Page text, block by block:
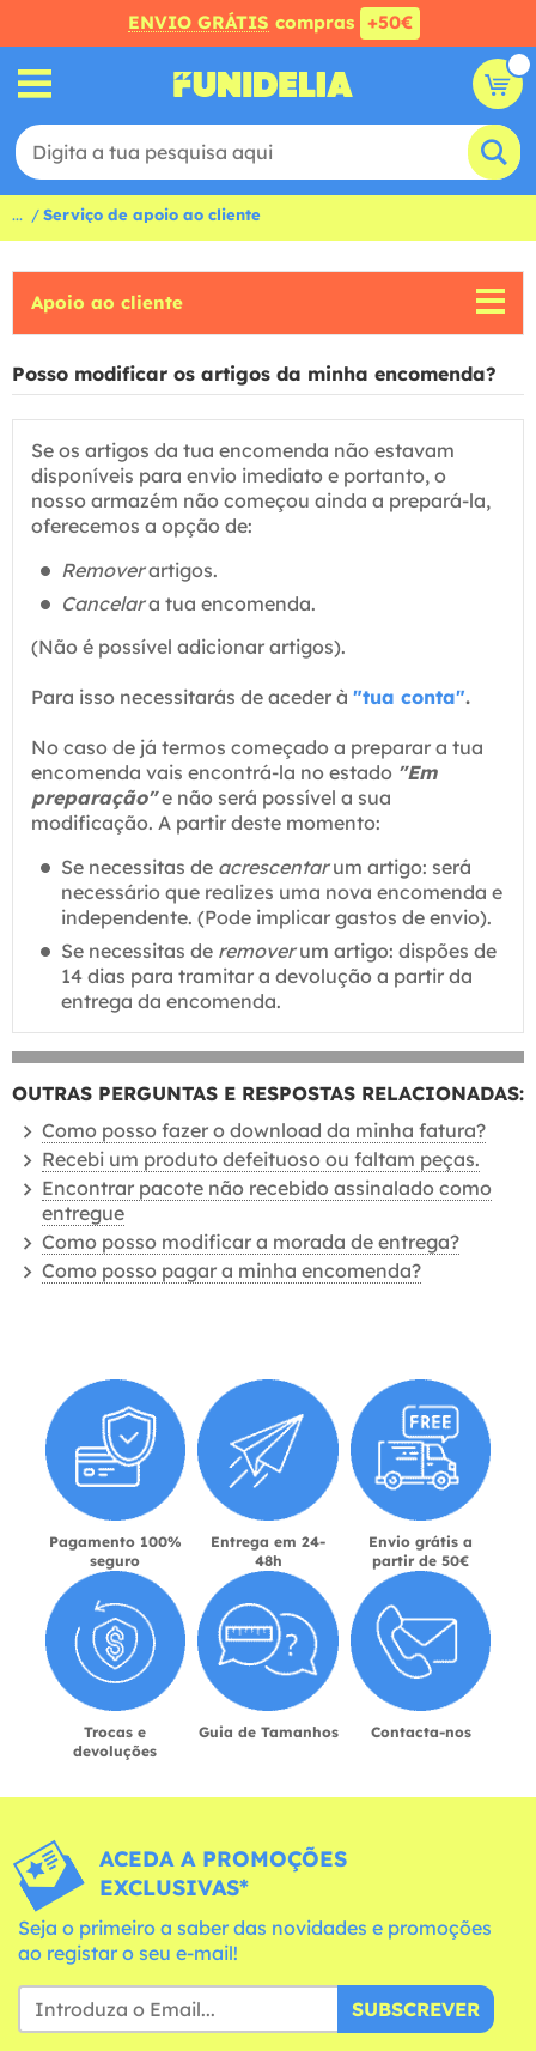
ENVIO GRÁTIS compras +50€
... Serviço de apoio ao cliente
Apoio ao cliente
Posso modificar os artigos da minha encomenda?
Se os artigos da tua encomenda não estavam
disponíveis para envio imediato e portanto, o
nosso armazém não começou ainda a prepará-la,
oferecemos a opção de:
Removerartigos.
Cancelara tua encomenda.
(Não é possível adicionar artigos).
Para isso necessitarás de aceder à "tua conta".
No caso de já termos começado a preparar a tua
encomenda vais encontrá-la no estado "Em
preparação"e não será possível a sua
modificação. A partir deste momento:
Se necessitas de acrescentarum artigo: será
necessário que realizes uma nova encomenda e
independente. (Pode implicar gastos de envio).
Se necessitas de removerum artigo: dispões de
14 dias para tramitar a devolução a partir da
entrega da encomenda.
OUTRAS PERGUNTAS E RESPOSTAS RELACIONADAS:
Como posso fazer o download da minha fatura?
Recebi um produto defeituoso ou faltam peças.
Encontrar pacote não recebido assinalado como
entregue
Como posso modificar a morada de entrega?
Como posso pagar a minha encomenda?
Pagamento 100%
seguro
Entrega em 24-
48h
Envio grátis a
partir de 50€
Trocas e
devoluções
Guia de Tamanhos Contacta-nos
ACEDA A PROMOÇÕES
EXCLUSIVAS*
Seja o primeiro a saber das novidades e promoções
ao registar o seu e-mail!
SUBSCREVER